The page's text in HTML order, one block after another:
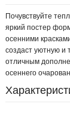
Почувствуйте
яркий постер
осенними
создаст уютную
отличным
осеннего